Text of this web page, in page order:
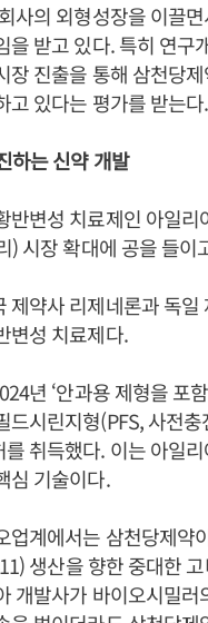
사의 외형성장을 이끌
을 받고 있다. 특히 연구
장 진출을 통해 삼천당
고 있다는 평가를 받는다.
하는 신약 개발
반변성 치료제인 아일리
) 시장 확대에 공을 들이
제약사 리제네론과 독일
변성 치료제다.
년 ‘안과용 제형을 포
드시린지형(PFS, 사전
취득했다. 이는 아일
심 기술이다.
업계에서는 삼천당제약
생산을 향한 중대한
개발사가 바이오시밀러